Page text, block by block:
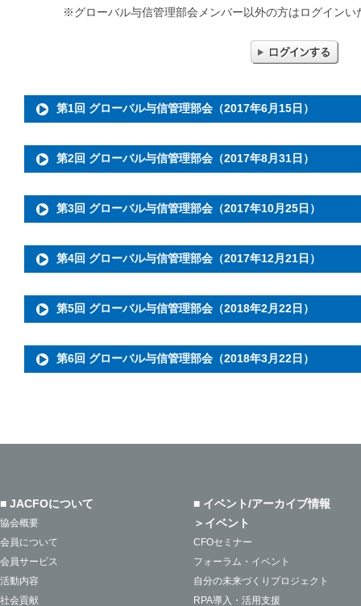
※グローバル与信管理部会メンバー以外の方はログインい
第1回 グローバル与信管理部会（2017年6月15日）
第2回 グローバル与信管理部会（2017年8月31日）
第3回 グローバル与信管理部会（2017年10月25日）
第4回 グローバル与信管理部会（2017年12月21日）
第5回 グローバル与信管理部会（2018年2月22日）
第6回 グローバル与信管理部会（2018年3月22日）
■ JACFOについて
協会概要
会員について
会員サービス
活動内容
社会貢献
■ イベント/アーカイブ情報
＞イベント
CFOセミナー
フォーラム・イベント
自分の未来づくりプロジェクト
RPA導入・活用支援